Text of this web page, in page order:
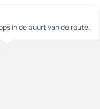
in de buurt van de route.